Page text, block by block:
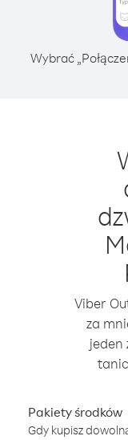
Wybrać
Viber
za
jeden
Pakiety środków
Gdy kupisz